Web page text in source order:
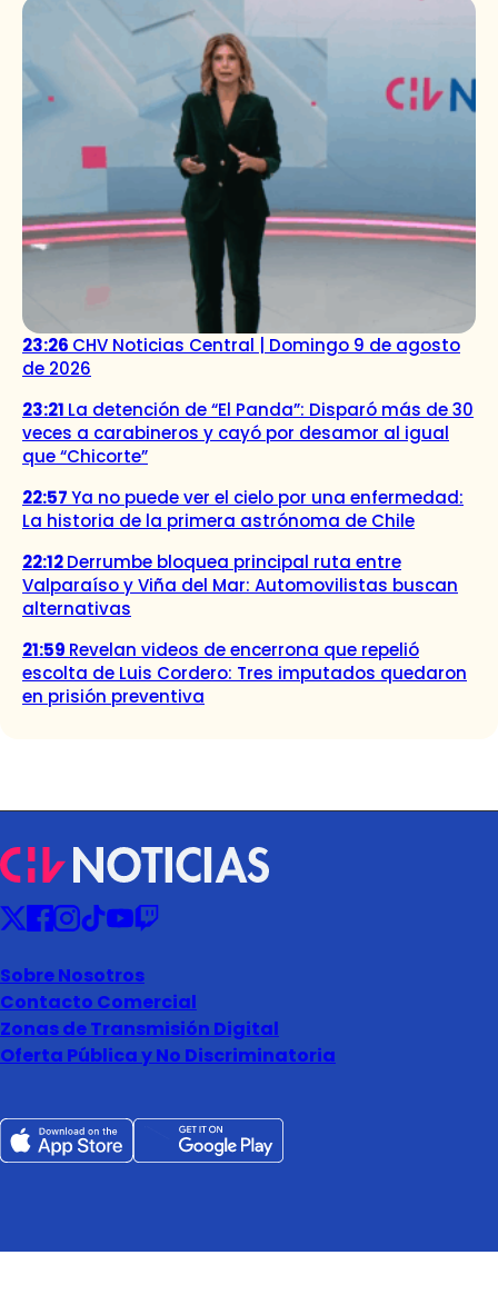
23:26 CHV Noticias Central | Domingo 9 de agosto
de 2026
23:21 La detención de “El Panda”: Disparó más de 30
veces a carabineros y cayó por desamor al igual
que “Chicorte”
22:57Ya no puede ver el cielo por una enfermedad:
La historia de la primera astrónoma de Chile
22:12Derrumbe bloquea principal ruta entre
Valparaíso y Viña del Mar: Automovilistas buscan
alternativas
21:59 Revelan videos de encerrona que repelió
escolta de Luis Cordero: Tres imputados quedaron
en prisión preventiva
Sobre Nosotros
Contacto Comercial
Zonas de Transmisión Digital
Oferta Pública y No Discriminatoria